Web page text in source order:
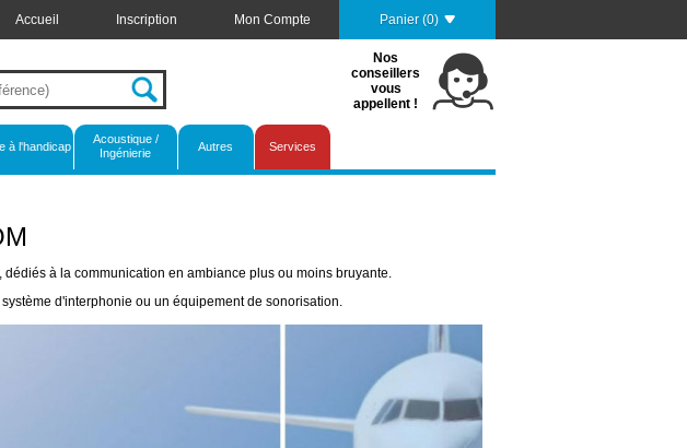
Panier (0)
Accueil Inscription Mon Compte
Nos
conseillers
vous
appellent !
à l'handicap
Acoustique /
Ingénierie
Autres Services
à la communication en ambiance plus ou moins bruyante.
d'interphonie ou un équipement de sonorisation.